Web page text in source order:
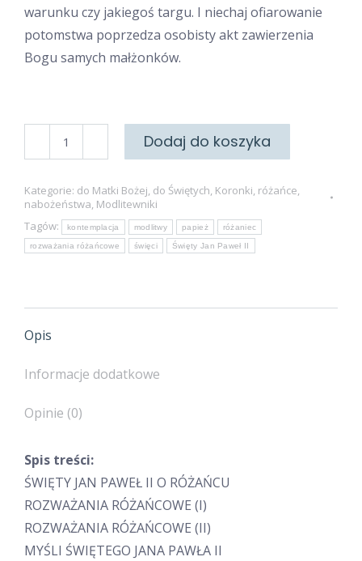
warunku czy jakiegoś targu. I niechaj ofiarowanie
potomstwa poprzedza osobisty akt zawierzenia
Bogu samych małżonków.
Różaniec
Świętym
Janem
Pawłem
Dodaj do koszyka
Kategorie: do Matki Bożej, do Świętych, Koronki, różańce,
nabożeństwa, Modlitewniki
Tagów:
kontemplacja modlitwy papież różaniec
rozważania różańcowe święci Święty Jan Paweł II
Opis
Informacje dodatkowe
Opinie (0)
Spis treści:
ŚWIĘTY JAN PAWEŁ II O RÓŻAŃCU
ROZWAŻANIA RÓŻAŃCOWE (I)
ROZWAŻANIA RÓŻAŃCOWE (II)
MYŚLI ŚWIĘTEGO JANA PAWŁA II